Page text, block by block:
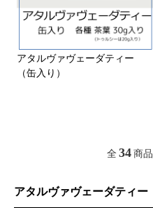
アタルヴァヴェーダティー
（缶入り）
全 34 商品
アタルヴァヴェーダティー